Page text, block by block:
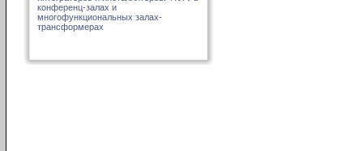
конференц-залах и
многофункциональных залах-
трансформерах